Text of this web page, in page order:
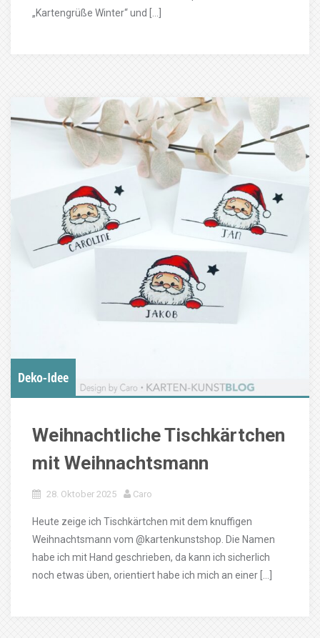
„Kartengrüße Winter“ und […]
Deko-Idee
Weihnachtliche Tischkärtchen
mit Weihnachtsmann
28. Oktober 2025 Caro
Heute zeige ich Tischkärtchen mit dem knuffigen
Weihnachtsmann vom @kartenkunstshop. Die Namen
habe ich mit Hand geschrieben, da kann ich sicherlich
noch etwas üben, orientiert habe ich mich an einer […]